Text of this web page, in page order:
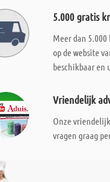
5.000 gratis
Meer dan
op de website
beschikbaar en
Vriendelijk
Onze
vragen graag